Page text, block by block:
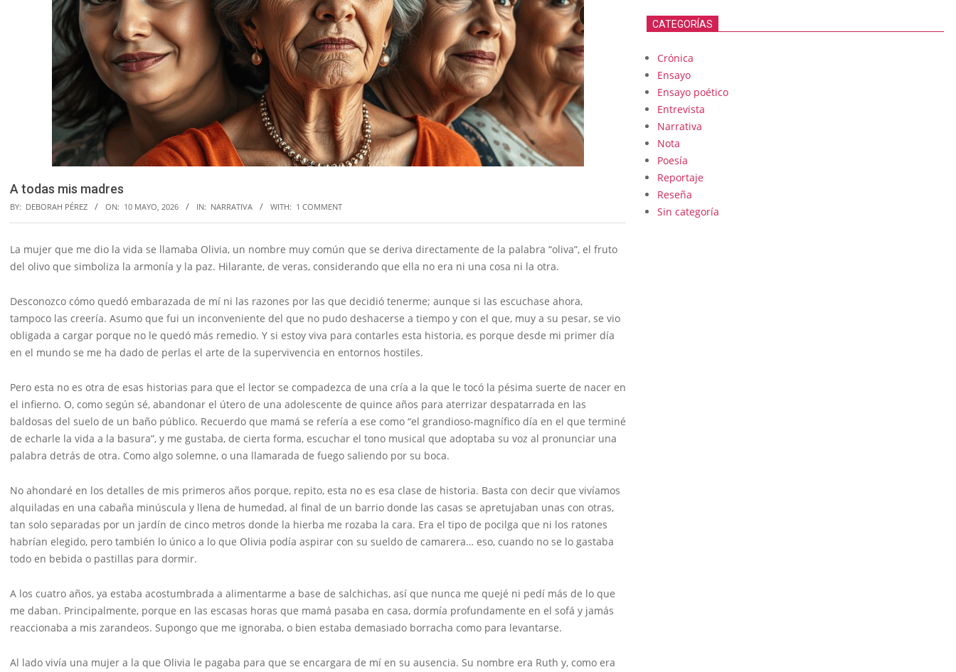
A todas mis madres
BY: DEBORAH PÉREZ ON: 10 MAYO, 2026 IN: NARRATIVA WITH: 1 COMMENT
La mujer que me dio la vida se llamaba Olivia, un nombre muy común que se deriva directamente de la palabra “oliva”, el fruto
del olivo que simboliza la armonía y la paz. Hilarante, de veras, considerando que ella no era ni una cosa ni la otra.
Desconozco cómo quedó embarazada de mí ni las razones por las que decidió tenerme; aunque si las escuchase ahora,
tampoco las creería. Asumo que fui un inconveniente del que no pudo deshacerse a tiempo y con el que, muy a su pesar, se vio
obligada a cargar porque no le quedó más remedio. Y si estoy viva para contarles esta historia, es porque desde mi primer día
en el mundo se me ha dado de perlas el arte de la supervivencia en entornos hostiles.
Pero esta no es otra de esas historias para que el lector se compadezca de una cría a la que le tocó la pésima suerte de nacer en
el infierno. O, como según sé, abandonar el útero de una adolescente de quince años para aterrizar despatarrada en las
baldosas del suelo de un baño público. Recuerdo que mamá se refería a ese como “el grandioso-magnífico día en el que terminé
de echarle la vida a la basura”, y me gustaba, de cierta forma, escuchar el tono musical que adoptaba su voz al pronunciar una
palabra detrás de otra. Como algo solemne, o una llamarada de fuego saliendo por su boca.
No ahondaré en los detalles de mis primeros años porque, repito, esta no es esa clase de historia. Basta con decir que vivíamos
alquiladas en una cabaña minúscula y llena de humedad, al final de un barrio donde las casas se apretujaban unas con otras,
tan solo separadas por un jardín de cinco metros donde la hierba me rozaba la cara. Era el tipo de pocilga que ni los ratones
habrían elegido, pero también lo único a lo que Olivia podía aspirar con su sueldo de camarera… eso, cuando no se lo gastaba
todo en bebida o pastillas para dormir.
A los cuatro años, ya estaba acostumbrada a alimentarme a base de salchichas, así que nunca me quejé ni pedí más de lo que
me daban. Principalmente, porque en las escasas horas que mamá pasaba en casa, dormía profundamente en el sofá y jamás
reaccionaba a mis zarandeos. Supongo que me ignoraba, o bien estaba demasiado borracha como para levantarse.
Al lado vivía una mujer a la que Olivia le pagaba para que se encargara de mí en su ausencia. Su nombre era Ruth y, como era
CATEGORÍAS
Crónica
Ensayo
Ensayo poético
Entrevista
Narrativa
Nota
Poesía
Reportaje
Reseña
Sin categoría